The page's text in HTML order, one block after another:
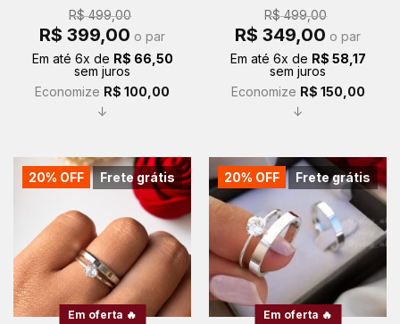
R$499,00
O
preço
era:
R$ 499,00.
R$ 399,00 preço
é:
o par
Em até 6x de R$ 66,50
sem juros
Economize R$ 100,00
↓
R$499,00
O
preço
era:
R$ 499,00.
R$ 349,00 preço
é:
o par
Em até 6x de R$ 58,17
sem juros
Economize R$ 150,00
↓
Frete grátis
20% OFF
Em oferta 🔥
Frete grátis
20% OFF
Em oferta 🔥